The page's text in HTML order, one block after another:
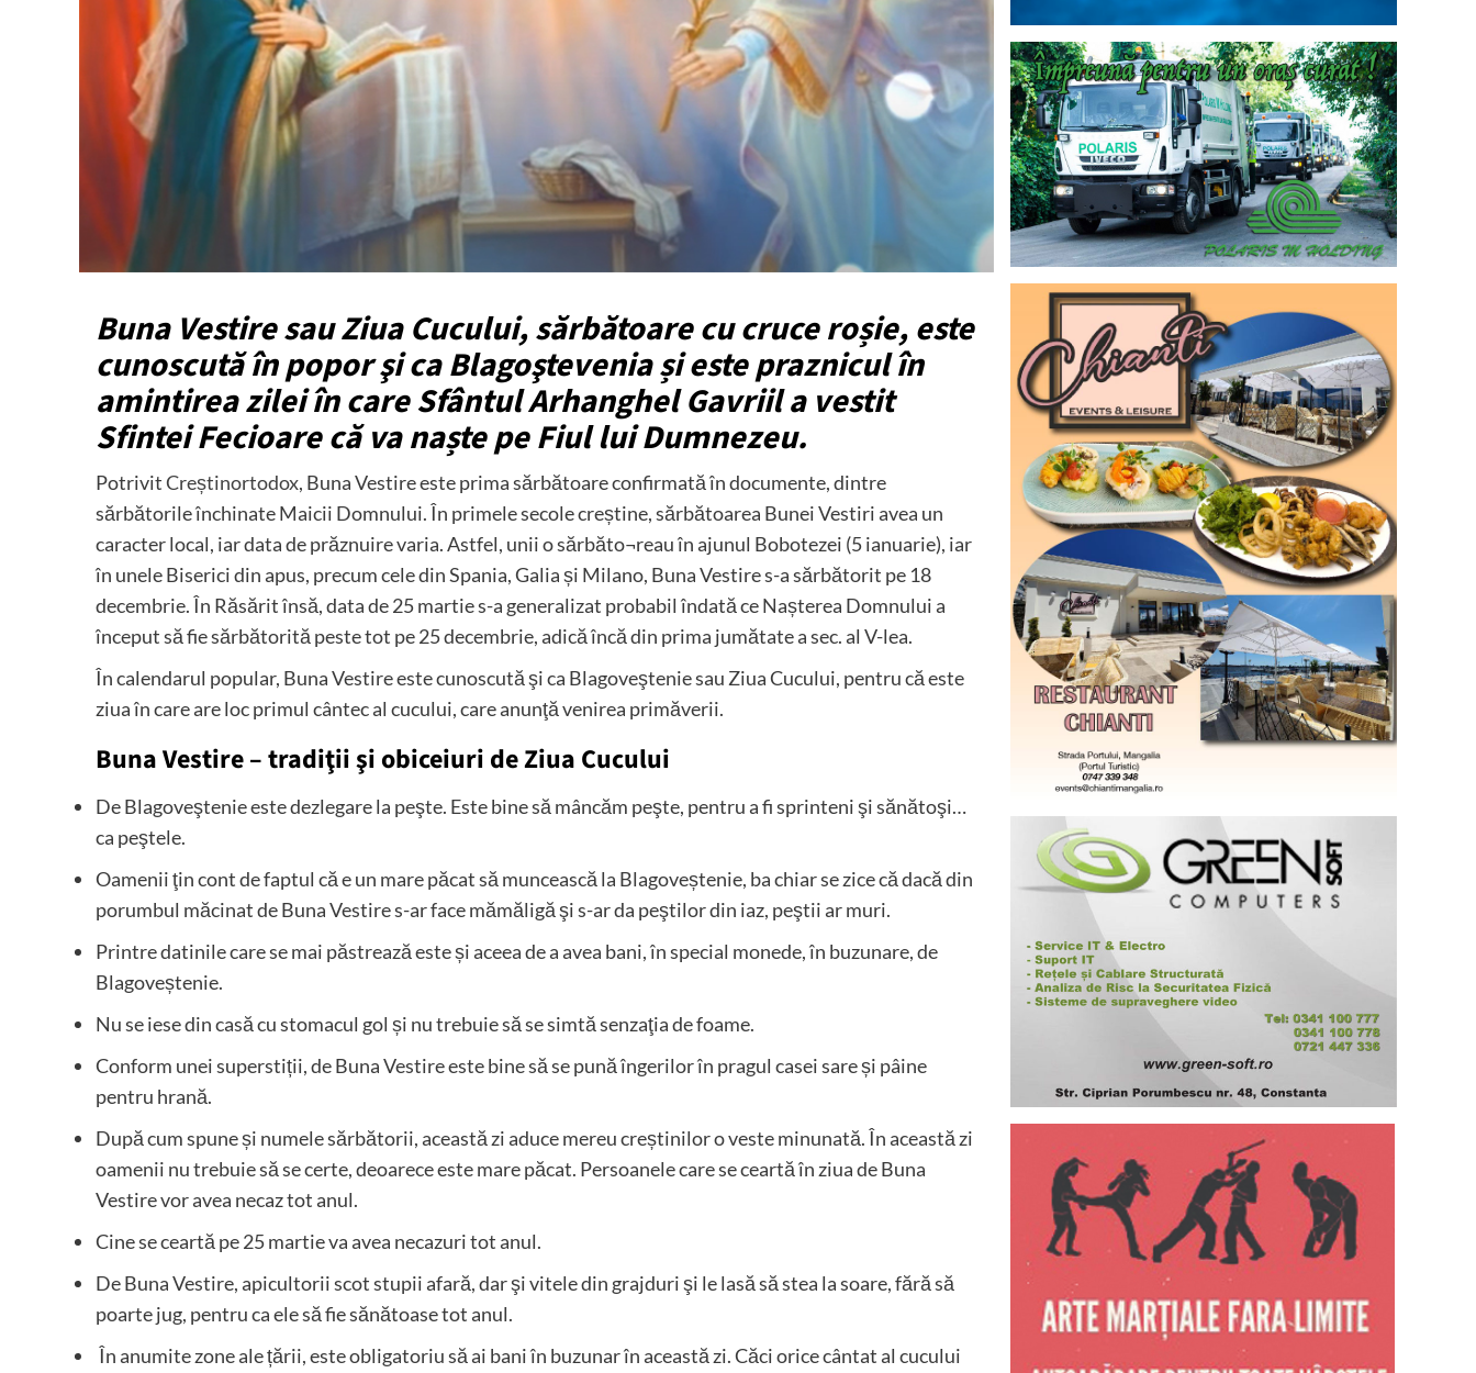
Buna Vestire sau Ziua Cucului, sărbătoare cu cruce roșie, este
cunoscută în popor şi ca Blagoştevenia și este praznicul în
amintirea zilei în care Sfântul Arhanghel Gavriil a vestit
Sfintei Fecioare că va naște pe Fiul lui Dumnezeu.
PotrivitCreștinortodox, Buna Vestire este prima sărbătoare confirmată în documente, dintre
sărbătorile închinate Maicii Domnului. În primele secole creștine, sărbătoarea Bunei Vestiri avea un
caracter local, iar data de prăznuire varia. Astfel, unii o sărbăto¬reau în ajunul Bobotezei (5 ianuarie), iar
în unele Biserici din apus, precum cele din Spania, Galia și Milano, Buna Vestire s-a sărbătorit pe 18
decembrie. În Răsărit însă, data de 25 martie s-a generalizat probabil îndată ce Nașterea Domnului a
început să fie sărbătorită peste tot pe 25 decembrie, adică încă din prima jumătate a sec. al V-lea.
În calendarul popular, Buna Vestire este cunoscută şi ca Blagoveştenie sau Ziua Cucului, pentru că este
ziua în care are loc primul cântec al cucului, care anunţă venirea primăverii.
Buna Vestire – tradiţii şi obiceiuri de Ziua Cucului
De Blagoveştenie este dezlegare la peşte. Este bine să mâncăm peşte, pentru a fi sprinteni şi sănătoşi…
ca peştele.
Oamenii ţin cont de faptul că e un mare păcat să muncească la Blagoveștenie, ba chiar se zice că dacă din
porumbul măcinat de Buna Vestire s-ar face mămăligă şi s-ar da peştilor din iaz, peştii ar muri.
Printre datinile care se mai păstrează este și aceea de a avea bani, în special monede, în buzunare, de
Blagoveștenie.
Nu se iese din casă cu stomacul gol și nu trebuie să se simtă senzaţia de foame.
Conform unei superstiții, de Buna Vestire este bine să se pună îngerilor în pragul casei sare și pâine
pentru hrană.
După cum spune și numele sărbătorii, această zi aduce mereu creștinilor o veste minunată. În această zi
oamenii nu trebuie să se certe, deoarece este mare păcat. Persoanele care se ceartă în ziua de Buna
Vestire vor avea necaz tot anul.
Cine se ceartă pe 25 martie va avea necazuri tot anul.
De Buna Vestire, apicultorii scot stupii afară, dar şi vitele din grajduri şi le lasă să stea la soare, fără să
poarte jug, pentru ca ele să fie sănătoase tot anul.
În anumite zone ale țării, este obligatoriu să ai bani în buzunar în această zi. Căci orice cântat al cucului